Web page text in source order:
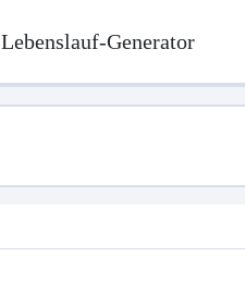
Lebenslauf-Generator